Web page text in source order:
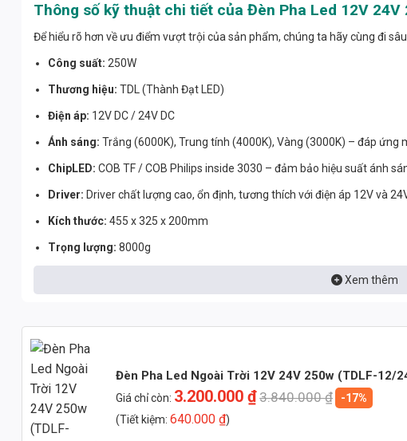
Thông số kỹ thuật chi tiết của Đèn Pha Led 12V 24V
Để hiểu rõ hơn về ưu điểm vượt trội của sản phẩm, chúng ta hãy cùng đi
Công suất: 250W
Thương hiệu: TDL (Thành Đạt LED)
Điện áp: 12V DC / 24V DC
Ánh sáng: Trắng (6000K), Trung tính (4000K), Vàng (3000K) – đáp ứng
ChipLED: COB TF / COB Philips inside 3030 – đảm bảo hiệu suất ánh
Driver: Driver chất lượng cao, ổn định, tương thích với điện áp 12V và
Kích thước: 455 x 325 x 200mm
Trọng lượng: 8000g
Hợp kim nhôm ADC12 – tản nhiệt hiệu quả, chống ăn mòn,
Sản xuất tại:Việt Nam – chất lượng đảm bảo, giá cả cạnh tranh.
CRI (Chỉ số hoàn màu):
PF (Hệ số công suất):> 0.9 – tiết kiệm điện năng, giảm thiểu hao tổn.
Hiệu suất ánh sáng: >130lm/W – ánh sáng mạnh mẽ, tiết kiệm điện.
Xem thêm
Đèn Pha Led Ngoài Trời 12V 24V 250w (TDLF-12/
Giá chỉ còn: 3.200.000₫3.840.000₫
-17%
(Tiết kiệm:640.000₫)